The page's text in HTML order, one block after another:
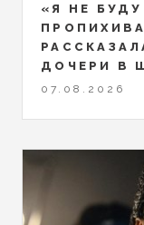
«Я НЕ
ДОЧЕРИ В
07.08.2026